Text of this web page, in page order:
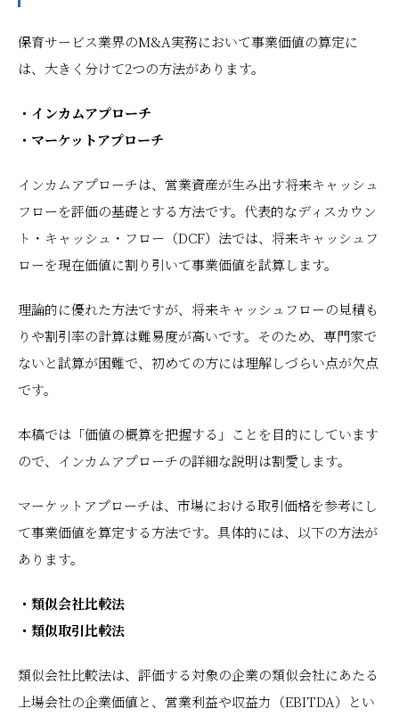
保育サービス業界のM&A実務において事業価値の算定に
は、大きく分けて2つの方法があります。
・インカムアプローチ
・マーケットアプローチ
インカムアプローチは、営業資産が生み出す将来キャッシュ
フローを評価の基礎とする方法です。代表的なディスカウン
ト・キャッシュ・フロー（DCF）法では、将来キャッシュフ
ローを現在価値に割り引いて事業価値を試算します。
理論的に優れた方法ですが、将来キャッシュフローの見積も
りや割引率の計算は難易度が高いです。そのため、専門家で
ないと試算が困難で、初めての方には理解しづらい点が欠点
です。
本稿では「価値の概算を把握する」ことを目的にしています
ので、インカムアプローチの詳細な説明は割愛します。
マーケットアプローチは、市場における取引価格を参考にし
て事業価値を算定する方法です。具体的には、以下の方法が
あります。
・類似会社比較法
・類似取引比較法
類似会社比較法は、評価する対象の企業の類似会社にあたる
上場会社の企業価値と、営業利益や収益力（EBITDA）とい